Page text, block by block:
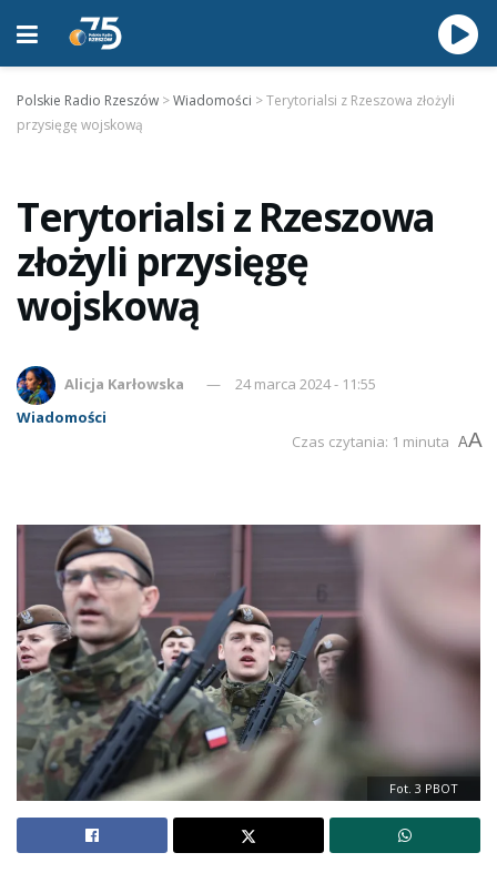
Polskie Radio Rzeszów >Wiadomości >Terytorialsi z Rzeszowa złożyli
przysięgę wojskową
Terytorialsi z Rzeszowa
złożyli przysięgę
wojskową
Alicja Karłowska
24 marca 2024 - 11:55
Wiadomości
Czas czytania: 1 minuta AA
Fot. 3 PBOT